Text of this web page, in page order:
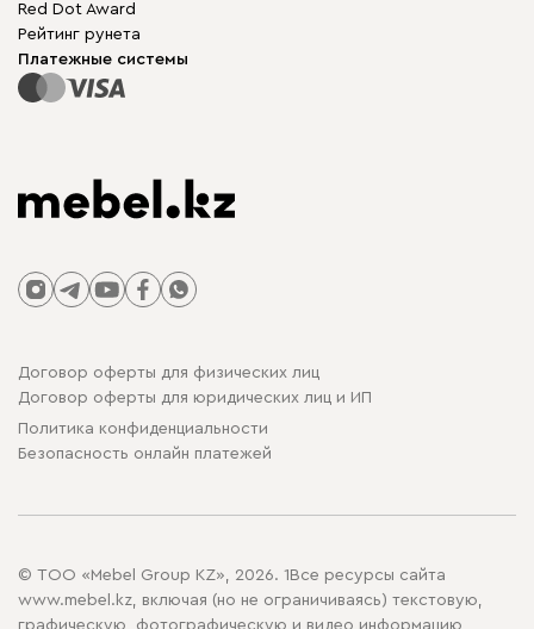
Для бизнеса
Карта сайта
Модульная мебель
Столы и стулья
Red Dot Award
Рейтинг рунета
Платежные системы
Договор оферты для физических лиц
Договор оферты для юридических лиц и ИП
Политика конфиденциальности
Безопасность онлайн платежей
© ТОО «Mebel Group KZ», 2026. 1Все ресурсы сайта
www.mebel.kz, включая (но не ограничиваясь) текстовую,
графическую, фотографическую и видео информацию,